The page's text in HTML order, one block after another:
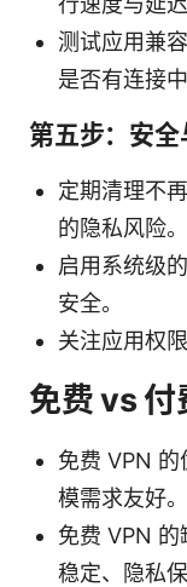
测试应用兼
是否有连接
第五步：安
定期清理不
的隐私风险。
启用系统级
安全。
关注应用权
免费 vs 付
免费 VPN
模需求友好。
免费 VPN
稳定、隐私